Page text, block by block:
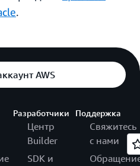
.
AWS
Разработчики
Центр
Builder
SDK и
Поддержка
Свяжитесь
с нами